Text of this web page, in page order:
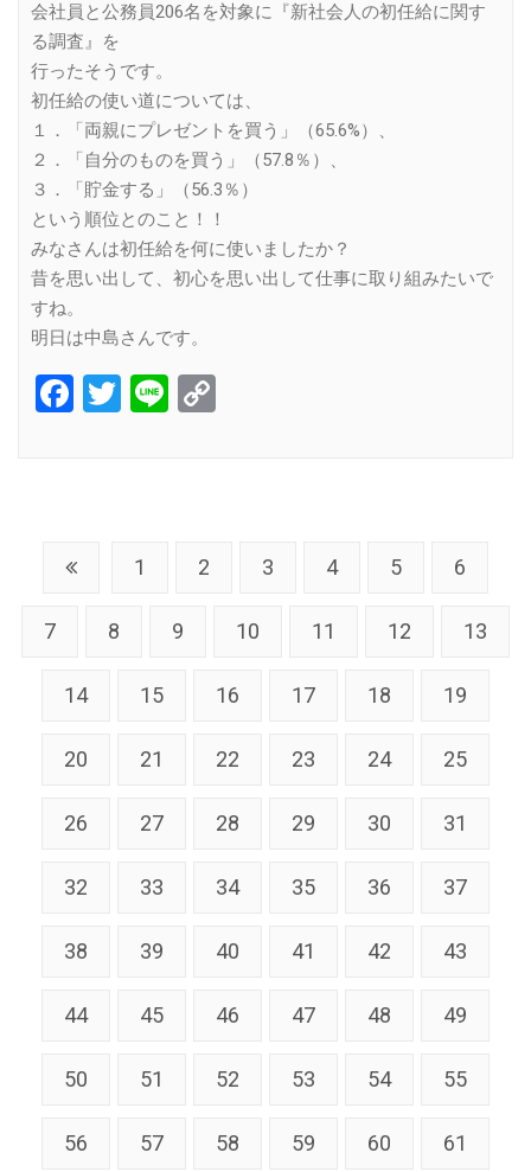
会社員と公務員206名を対象に『新社会人の初任給に関す
る調査』を
行ったそうです。
初任給の使い道については、
１．「両親にプレゼントを買う」（65.6%）、
２．「自分のものを買う」（57.8％）、
３．「貯金する」（56.3％）
という順位とのこと！！
みなさんは初任給を何に使いましたか？
昔を思い出して、初心を思い出して仕事に取り組みたいで
すね。
明日は中島さんです。
Facebook
Twitter
Line
1 2 3 4 5 6
7 8 9 10 11 12 13
14 15 16 17 18 19
20 21 22 23 24 25
26 27 28 29 30 31
32 33 34 35 36 37
38 39 40 41 42 43
44 45 46 47 48 49
50 51 52 53 54 55
56 57 58 59 60 61